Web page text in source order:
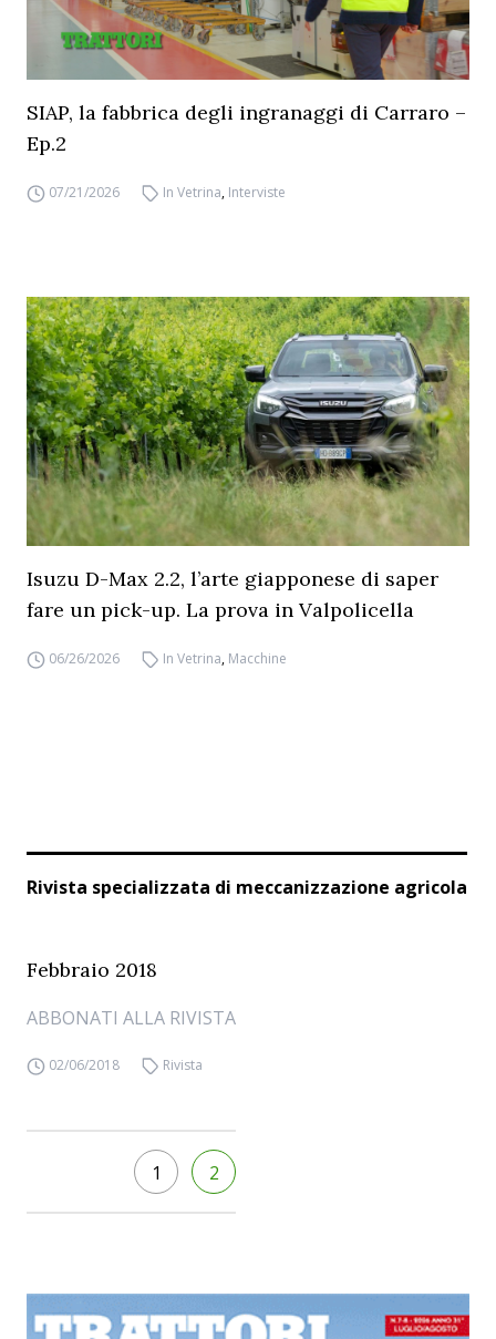
SIAP, la fabbrica degli ingranaggi di Carraro –
Ep.2
07/21/2026 In Vetrina, Interviste
Isuzu D-Max 2.2, l’arte giapponese di saper
fare un pick-up. La prova in Valpolicella
06/26/2026 In Vetrina, Macchine
Rivista specializzata di meccanizzazione agricola
Febbraio 2018
ABBONATI ALLA RIVISTA
02/06/2018 Rivista
1 2